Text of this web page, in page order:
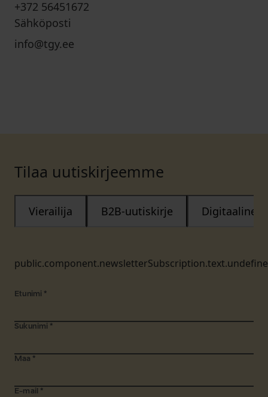
+372 56451672
Sähköposti
info@tgy.ee
Tilaa uutiskirjeemme
Vierailija B2B-uutiskirje Digitaalinen
Etunimi *
Sukunimi *
Maa *
E-mail *